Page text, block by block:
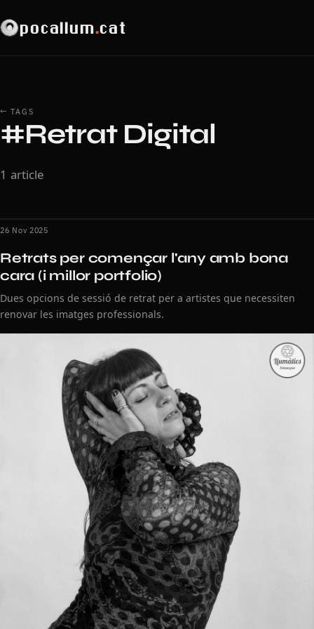
pocallum.cat
← TAGS
#Retrat Digital
1 article
26 Nov 2025
Retrats per començar l'any amb bona
cara (i millor portfolio)
Dues opcions de sessió de retrat per a artistes que necessiten
renovar les imatges professionals.